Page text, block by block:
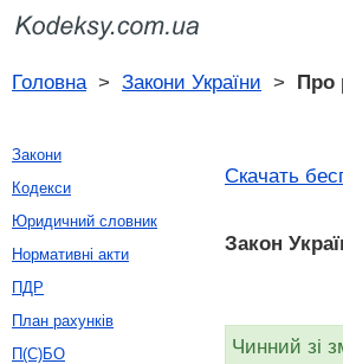
Головна> Закони України > Про
Скачать
Закон
Чинний зі
Закони
Кодекси
Юридичний словник
Нормативні акти
ПДР
План рахунків
П(С)БО